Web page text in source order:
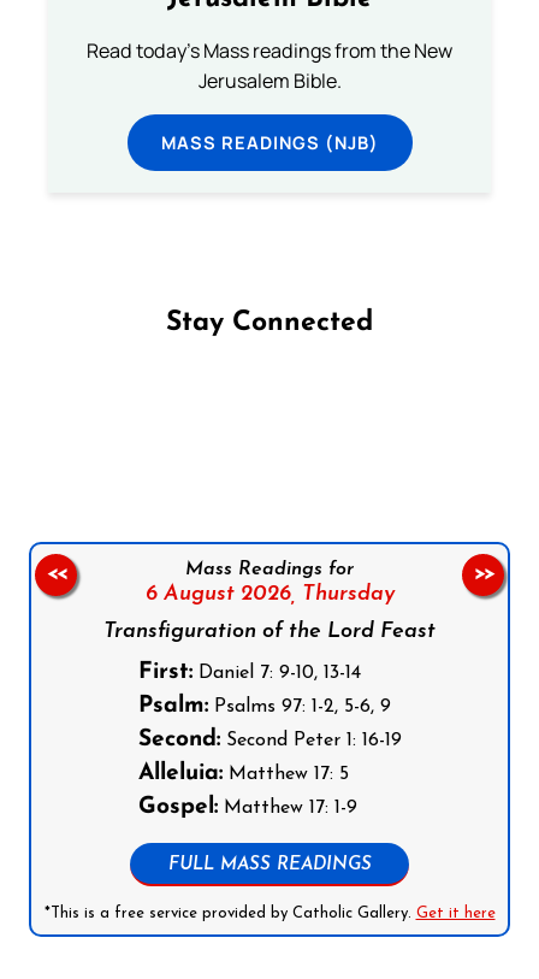
Read today's Mass readings from the New
Jerusalem Bible.
MASS READINGS (NJB)
Stay Connected
Mass Readings for
6 August 2026, Thursday
Transfiguration of the Lord Feast
First:Daniel 7: 9-10, 13-14
Psalm:Psalms 97: 1-2, 5-6, 9
Second:Second Peter 1: 16-19
Alleluia:Matthew 17: 5
Gospel:Matthew 17: 1-9
FULL MASS READINGS
*This is a free service provided by Catholic Gallery. Get it here
<< >>